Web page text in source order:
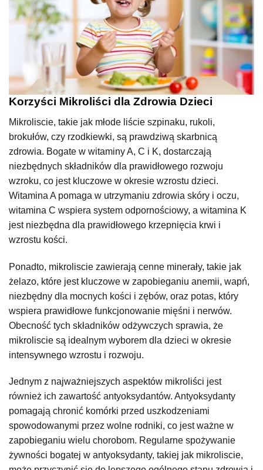
Korzyści Mikroliści dla Zdrowia Dzieci
Mikroliscie, takie jak młode liście szpinaku, rukoli,
brokułów, czy rzodkiewki, są prawdziwą skarbnicą
zdrowia. Bogate w witaminy A, C i K, dostarczają
niezbędnych składników dla prawidłowego rozwoju
wzroku, co jest kluczowe w okresie wzrostu dzieci.
Witamina A pomaga w utrzymaniu zdrowia skóry i oczu,
witamina C wspiera system odpornościowy, a witamina K
jest niezbędna dla prawidłowego krzepnięcia krwi i
wzrostu kości.
Ponadto, mikroliscie zawierają cenne minerały, takie jak
żelazo, które jest kluczowe w zapobieganiu anemii, wapń,
niezbędny dla mocnych kości i zębów, oraz potas, który
wspiera prawidłowe funkcjonowanie mięśni i nerwów.
Obecność tych składników odżywczych sprawia, że
mikroliscie są idealnym wyborem dla dzieci w okresie
intensywnego wzrostu i rozwoju.
Jednym z najważniejszych aspektów mikroliści jest
również ich zawartość antyoksydantów. Antyoksydanty
pomagają chronić komórki przed uszkodzeniami
spowodowanymi przez wolne rodniki, co jest ważne w
zapobieganiu wielu chorobom. Regularne spożywanie
żywności bogatej w antyoksydanty, takiej jak mikroliscie,